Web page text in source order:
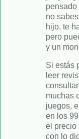
pensado
no
hijo, te
pero
y un
Si estás
leer
muchas
juegos,
en los
el precio
con lo